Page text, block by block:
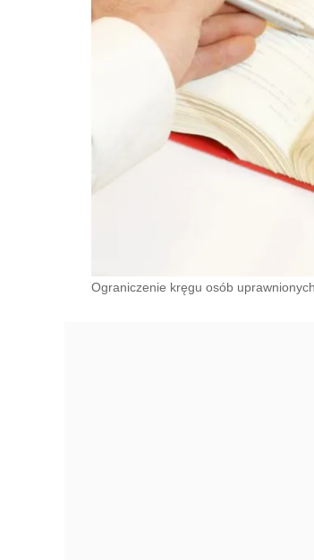
Ograniczenie kręgu osób